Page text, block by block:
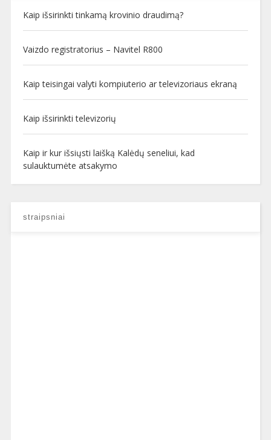
Kaip išsirinkti tinkamą krovinio draudimą?
Vaizdo registratorius – Navitel R800
Kaip teisingai valyti kompiuterio ar televizoriaus ekraną
Kaip išsirinkti televizorių
Kaip ir kur išsiųsti laišką Kalėdų seneliui, kad
sulauktumėte atsakymo
straipsniai